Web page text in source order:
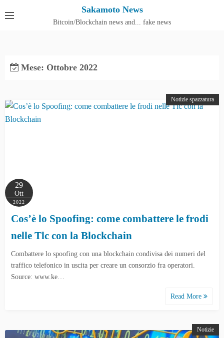
Sakamoto News
Bitcoin/Blockchain news and... fake news
Mese: Ottobre 2022
Notizie spazzatura
29
Ott
2022
Cos’è lo Spoofing: come combattere le frodi
nelle Tlc con la Blockchain
Combattere lo spoofing con una blockchain condivisa dei numeri del
traffico telefonico in uscita per creare un consorzio fra operatori.
Source: www.ke…
Read More
Notizie